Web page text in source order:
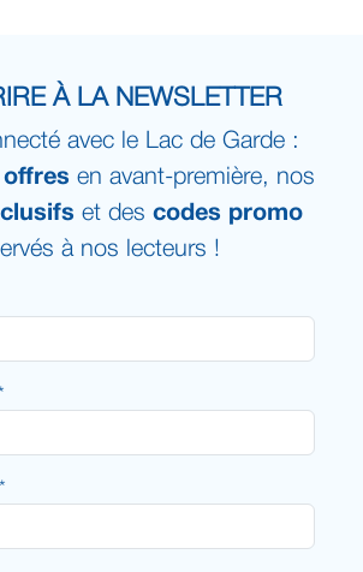
À LA NEWSLETTER
avec le Lac de Garde :
offres en avant-première, nos
et des codes promo
à nos lecteurs !